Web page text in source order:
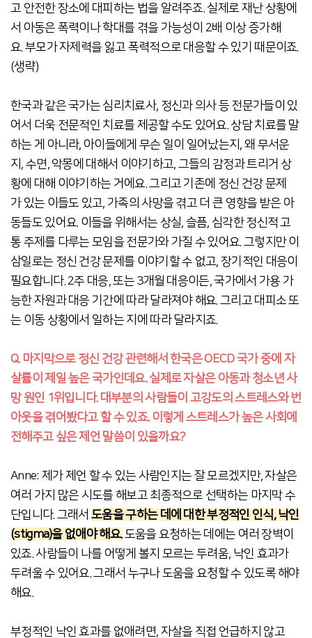
고 안전한 장소에 대피하는 법을 알려주죠. 실제로 재난 상황에
서 아동은 폭력이나 학대를 겪을 가능성이 2배 이상 증가해
요. 부모가 자제력을 잃고 폭력적으로 대응할 수 있기 때문이죠.
(생략)
한국과 같은 국가는 심리치료사, 정신과 의사 등 전문가들이 있
어서 더욱 전문적인 치료를 제공할 수도 있어요. 상담 치료를 말
하는 게 아니라, 아이들에게 무슨 일이 일어났는지, 왜 무서운
지, 수면, 악몽에 대해서 이야기하고, 그들의 감정과 트리거 상
황에 대해 이야기하는 거에요. 그리고 기존에 정신 건강 문제
가 있는 이들도 있고, 가족의 사망을 겪고 더 큰 영향을 받은 아
동들도 있어요. 이들을 위해서는 상실, 슬픔, 심각한 정신적 고
통 주제를 다루는 모임을 전문가와 가질 수 있어요. 그렇지만 이
삼일로는 정신 건강 문제를 이야기할 수 없고, 장기적인 대응이
필요합니다. 2주 대응, 또는 3개월 대응이든, 국가에서 가용 가
능한 자원과 대응 기간에 따라 달라져야 해요. 그리고 대피소 또
는 이동 상황에서 일하는 지에 따라 달라지죠.
Q. 마지막으로 정신 건강 관련해서 한국은OECD 국가 중에 자
살률이 제일 높은 국가인데요. 실제로 자살은 아동과 청소년 사
망 원인 1위입니다. 대부분의 사람들이 고강도의 스트레스와 번
아웃을 겪어봤다고 할 수 있죠. 이렇게 스트레스가 높은 사회에
전해주고 싶은 제언 말씀이 있을까요?
Anne: 제가 제언 할 수 있는 사람인지는 잘 모르겠지만, 자살은
여러 가지 많은 시도를 해보고 최종적으로 선택하는 마지막 수
단입니다. 그래서도움을 구하는 데에 대한 부정적인 인식, 낙인
(stigma)을 없애야 해요. 도움을 요청하는 데에 는 여러장벽이
있죠. 사람들이 나를 어떻게 볼지 모르는 두려움, 낙인 효과가
두려울 수 있어요. 그래서 누구나 도움을 요청할 수 있도록 해야
해요.
부정적인 낙인 효과를 없애려면, 자살을 직접 언급하지 않고